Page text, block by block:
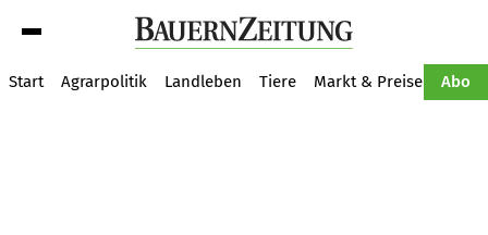
Start Agrarpolitik Landleben Tiere Markt & Preise Abo